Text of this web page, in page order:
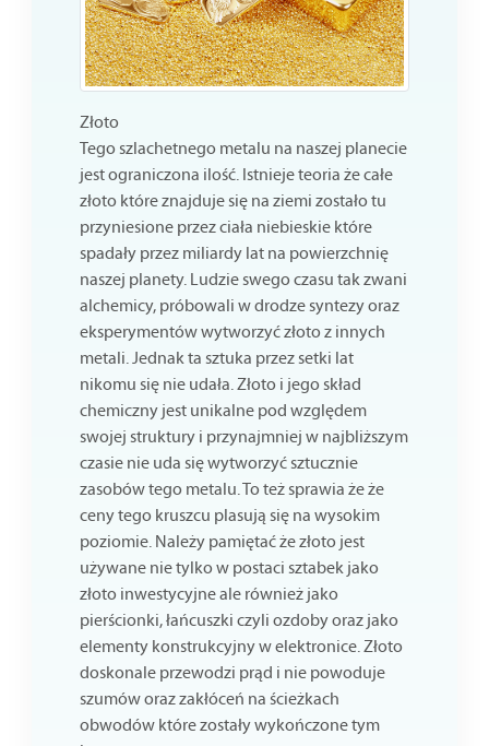
Złoto
Tego szlachetnego metalu na naszej planecie
jest ograniczona ilość. Istnieje teoria że całe
złoto które znajduje się na ziemi zostało tu
przyniesione przez ciała niebieskie które
spadały przez miliardy lat na powierzchnię
naszej planety. Ludzie swego czasu tak zwani
alchemicy, próbowali w drodze syntezy oraz
eksperymentów wytworzyć złoto z innych
metali. Jednak ta sztuka przez setki lat
nikomu się nie udała. Złoto i jego skład
chemiczny jest unikalne pod względem
swojej struktury i przynajmniej w najbliższym
czasie nie uda się wytworzyć sztucznie
zasobów tego metalu. To też sprawia że że
ceny tego kruszcu plasują się na wysokim
poziomie. Należy pamiętać że złoto jest
używane nie tylko w postaci sztabek jako
złoto inwestycyjne ale również jako
pierścionki, łańcuszki czyli ozdoby oraz jako
elementy konstrukcyjny w elektronice. Złoto
doskonale przewodzi prąd i nie powoduje
szumów oraz zakłóceń na ścieżkach
obwodów które zostały wykończone tym